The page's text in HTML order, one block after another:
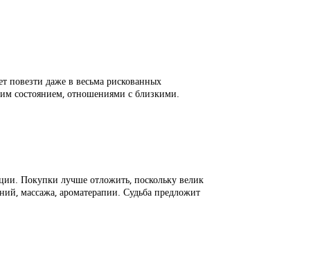
даже в весьма рискованных
состоянием, отношениями с близкими.
Покупки лучше отложить, поскольку велик
массажа, ароматерапии. Судьба предложит